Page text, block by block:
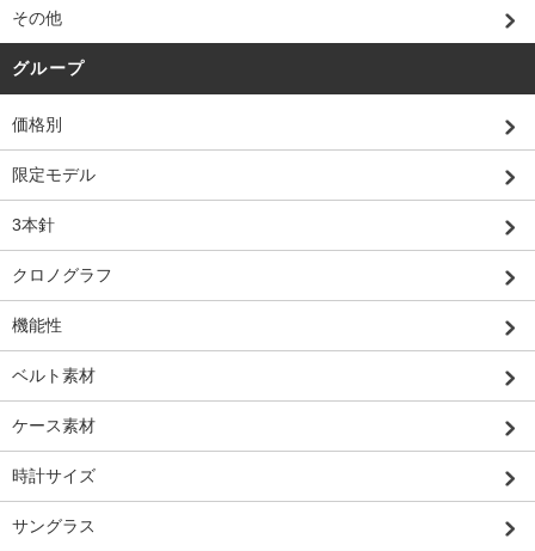
その他
グループ
価格別
限定モデル
3本針
クロノグラフ
機能性
ベルト素材
ケース素材
時計サイズ
サングラス